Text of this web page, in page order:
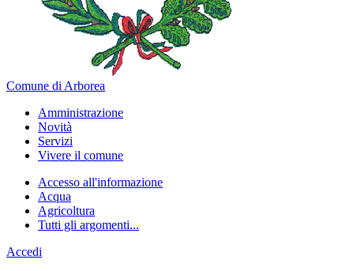
Comune di Arborea
Amministrazione
Novità
Servizi
Vivere il comune
Accesso all'informazione
Acqua
Agricoltura
Tutti gli argomenti...
Accedi